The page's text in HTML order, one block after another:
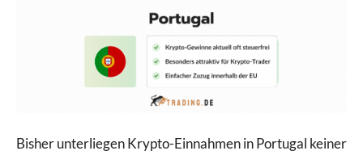
Bisher unterliegen Krypto-Einnahmen in Portugal keiner